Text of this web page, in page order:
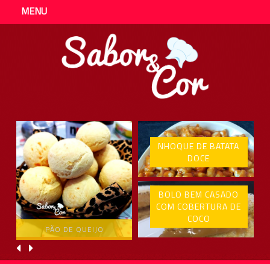
MENU
PÃO DE QUEIJO
NHOQUE DE BATATA
DOCE
BOLO BEM CASADO
COM COBERTURA DE
COCO